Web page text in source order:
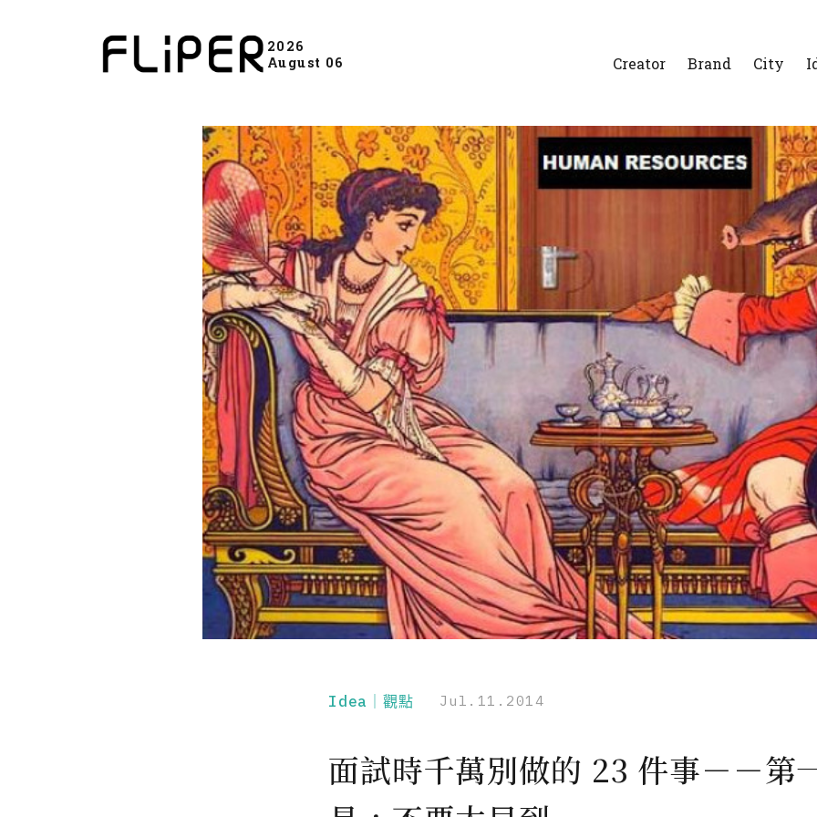
2026
August 06
Creator Brand City
Idea｜觀點 Jul.11.2014
面試時千萬別做的 23 件事－－第